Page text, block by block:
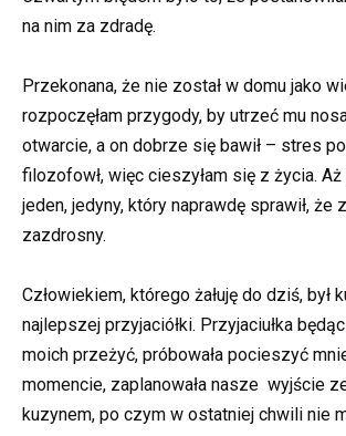
na nim za zdradę.
Przekonana, że nie został w domu jako
rozpoczęłam przygody, by utrzeć mu
otwarcie, a on dobrze się bawił – stres
filozofowł, więc cieszyłam się z życia. Aż
jeden, jedyny, który naprawdę sprawił, że
zazdrosny.
Człowiekiem, którego żałuję do dziś, był
najlepszej przyjaciółki. Przyjaciułka
moich przeżyć, próbowała pocieszyć
momencie, zaplanowała nasze wyjście
kuzynem, po czym w ostatniej chwili nie